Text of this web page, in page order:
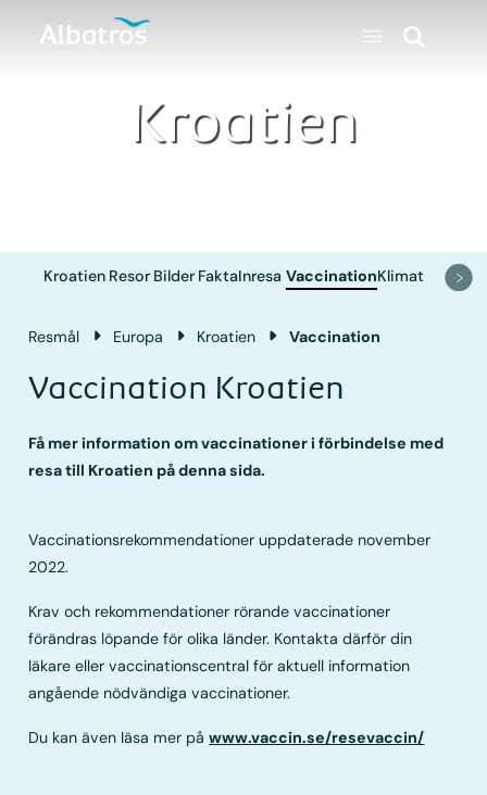
Kroatien
Kroatien Resor Bilder FaktaInresa VaccinationKlimat
Resmål Europa Kroatien Vaccination
Vaccination Kroatien
Få mer information om vaccinationer i förbindelse med
resa till Kroatien på denna sida.
Vaccinationsrekommendationer uppdaterade november
2022.
Krav och rekommendationer rörande vaccinationer
förändras löpande för olika länder. Kontakta därför din
läkare eller vaccinationscentral för aktuell information
angående nödvändiga vaccinationer.
Du kan även läsa mer påwww.vaccin.se/resevaccin/